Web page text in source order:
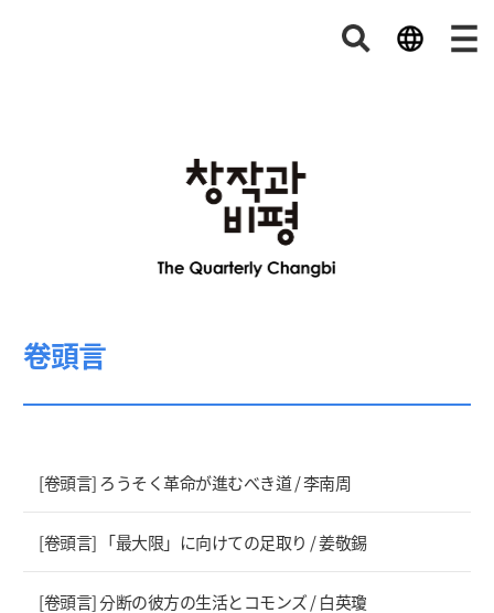
卷頭言
[卷頭言] ろうそく革命が進むべき道 / 李南周
[卷頭言] 「最大限」に向けての足取り / 姜敬錫
[卷頭言] 分断の彼方の生活とコモンズ / 白英瓊